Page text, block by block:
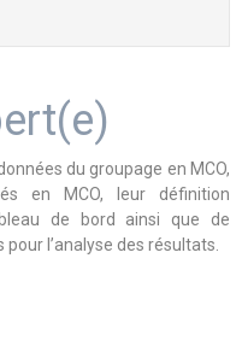
du groupage en MCO,
en MCO, leur définition
de bord ainsi que de
l’analyse des résultats.